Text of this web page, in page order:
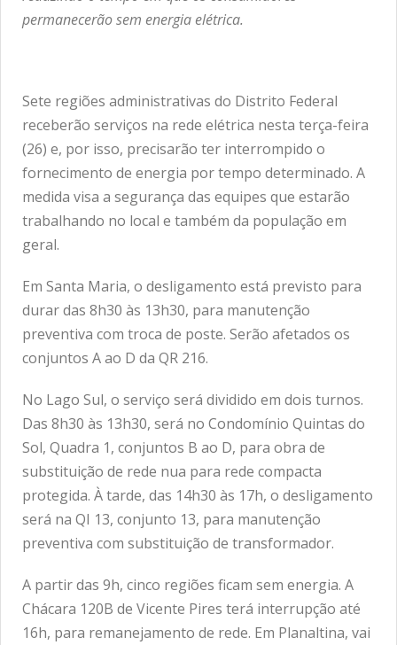
permanecerão sem energia elétrica.
Sete regiões administrativas do Distrito Federal
receberão serviços na rede elétrica nesta terça-feira
(26) e, por isso, precisarão ter interrompido o
fornecimento de energia por tempo determinado. A
medida visa a segurança das equipes que estarão
trabalhando no local e também da população em
geral.
Em Santa Maria, o desligamento está previsto para
durar das 8h30 às 13h30, para manutenção
preventiva com troca de poste. Serão afetados os
conjuntos A ao D da QR 216.
No Lago Sul, o serviço será dividido em dois turnos.
Das 8h30 às 13h30, será no Condomínio Quintas do
Sol, Quadra 1, conjuntos B ao D, para obra de
substituição de rede nua para rede compacta
protegida. À tarde, das 14h30 às 17h, o desligamento
será na QI 13, conjunto 13, para manutenção
preventiva com substituição de transformador.
A partir das 9h, cinco regiões ficam sem energia. A
Chácara 120B de Vicente Pires terá interrupção até
16h, para remanejamento de rede. Em Planaltina, vai